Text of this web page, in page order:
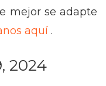
mejor se adapte
aquí .
2024